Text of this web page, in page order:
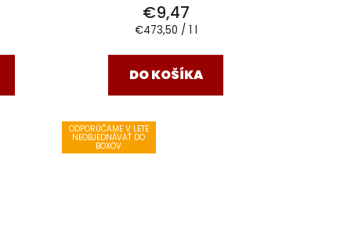
€9,47
Jednotková
€473,50 / 1 l
DO KOŠÍKA
ODPORÚČAME V LETE
NEOBJEDNÁVAŤ DO
BOXOV